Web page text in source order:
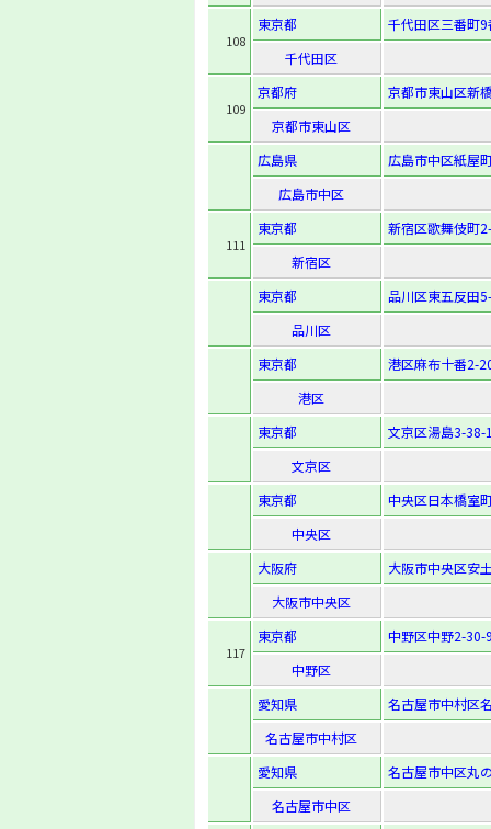
108
東京都
千代田区三番町
千代田区
109
京都府
京都市東山区新
京都市東山区
広島県
広島市中区紙屋
広島市中区
111
東京都
新宿区歌舞伎町
新宿区
東京都
品川区東五反田
品川区
東京都
港区麻布十番2-
港区
東京都
文京区湯島3-38-
文京区
東京都
中央区日本橋室
中央区
大阪府
大阪市中央区安
大阪市中央区
117
東京都
中野区中野2-30-
中野区
愛知県
名古屋市中村区
名古屋市中村区
愛知県
名古屋市中区丸
名古屋市中区